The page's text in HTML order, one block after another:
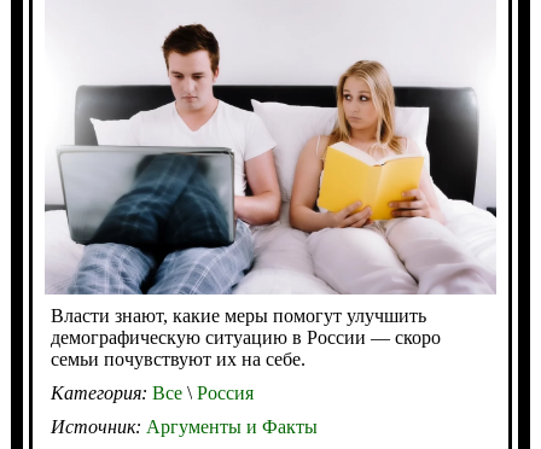
Власти знают, какие меры помогут улучшить
демографическую ситуацию в России — скоро
семьи почувствуют их на себе.
Категория: Все\Россия
Источник: Аргументы и Факты